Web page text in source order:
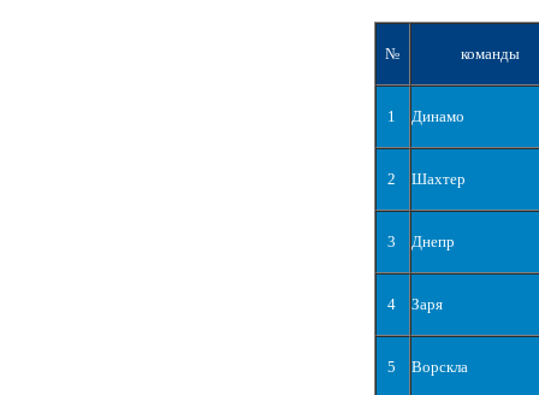
№ команды
1 Динамо
2 Шахтер
3 Днепр
4 Заря
5 Ворскла